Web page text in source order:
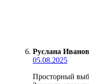
Руслана
05.08.2025
Просторный